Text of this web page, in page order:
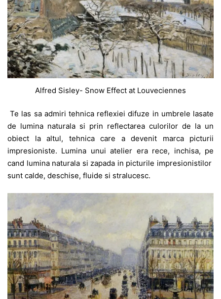
Alfred Sisley- Snow Effect at Louveciennes
Te las sa admiri tehnica reflexiei difuze in umbrele lasate
de lumina naturala si prin reflectarea culorilor de la un
obiect la altul, tehnica care a devenit marca picturii
impresioniste. Lumina unui atelier era rece, inchisa, pe
cand lumina naturala si zapada in picturile impresionistilor
sunt calde, deschise, fluide si stralucesc.